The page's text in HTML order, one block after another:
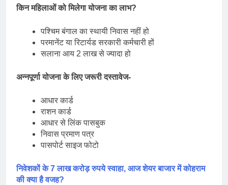
किन महिलाओं को मिलेगा योजना का लाभ?
पश्चिम बंगाल का स्थायी निवास नहीं हो
परमानेंट या रिटार्यड सरकारी कर्मचारी हों
सलाना आय 2 लाख से ज्यादा हो
अन्नपूर्णा योजना के लिए जरूरी दस्तावेज-
आधार कार्ड
राशन कार्ड
आधार से लिंक पासबुक
निवास प्रमाण पत्र
पासपोर्ट साइज फोटो
निवेशकों के 7 लाख करोड़ रुपये स्वाहा, आज शेयर बाजार में कोहराम
की क्या है वजह?